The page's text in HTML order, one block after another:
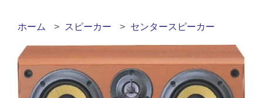
ホーム スピーカー センタースピーカー